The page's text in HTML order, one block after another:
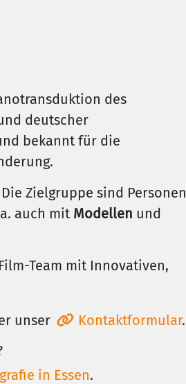
des
deutscher
bekannt für die
Zielgruppe sind Personen
auch mit Modellen und
Team mit Innovativen,
unser Kontaktformular.
in Essen.